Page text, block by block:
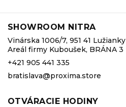
SHOWROOM NITRA
Vinárska 1006/7, 951 41 Lužianky
Areál firmy Kuboušek, BRÁNA 3
+421 905 441 335
bratislava@proxima.store
OTVÁRACIE HODINY